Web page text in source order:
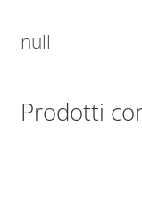
null
Prodotti